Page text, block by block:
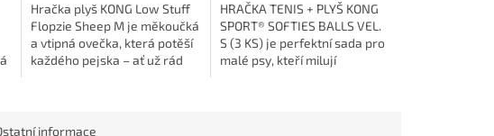
Hračka plyš KONG Low Stuff
Flopzie Sheep M je měkoučká
a vtipná ovečka, která potěší
každého pejska – ať už rád
hvězdiček.
HRAČKA TENIS + PLYŠ KONG
SPORT® SOFTIES BALLS VEL.
S (3 KS) je perfektní sada pro
malé psy, kteří milují
informace